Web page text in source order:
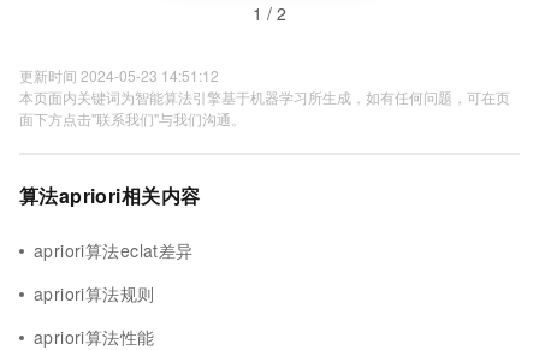
1 / 2
更新时间 2024-05-23 14:51:12
本页面内关键词为智能算法引擎基于机器学习所生成，如有任何问题，可在页
面下方点击"联系我们"与我们沟通。
算法apriori相关内容
apriori算法eclat差异
apriori算法规则
apriori算法性能